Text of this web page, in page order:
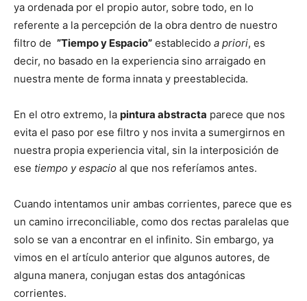
ya ordenada por el propio autor, sobre todo, en lo
referente a la percepción de la obra dentro de nuestro
filtro de ”Tiempo y Espacio” establecido a priori, es
decir, no basado en la experiencia sino arraigado en
nuestra mente de forma innata y preestablecida.
En el otro extremo, la pintura abstracta parece que nos
evita el paso por ese filtro y nos invita a sumergirnos en
nuestra propia experiencia vital, sin la interposición de
ese tiempo y espacio al que nos referíamos antes.
Cuando intentamos unir ambas corrientes, parece que es
un camino irreconciliable, como dos rectas paralelas que
solo se van a encontrar en el infinito. Sin embargo, ya
vimos en el artículo anterior que algunos autores, de
alguna manera, conjugan estas dos antagónicas
corrientes.